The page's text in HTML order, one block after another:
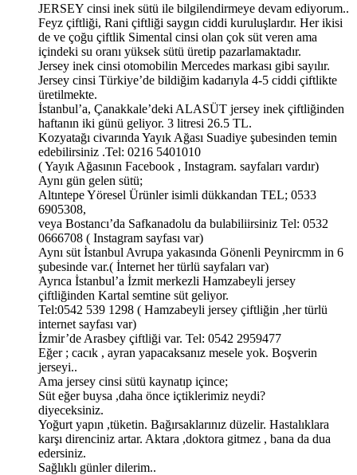
JERSEY cinsi inek sütü ile bilgilendirmeye devam ediyorum..
Feyz çiftliği, Rani çiftliği saygın ciddi kuruluşlardır. Her ikisi
de ve çoğu çiftlik Simental cinsi olan çok süt veren ama
içindeki su oranı yüksek sütü üretip pazarlamaktadır.
Jersey inek cinsi otomobilin Mercedes markası gibi sayılır.
Jersey cinsi Türkiye’de bildiğim kadarıyla 4-5 ciddi çiftlikte
üretilmekte.
İstanbul’a, Çanakkale’deki ALASÜT jersey inek çiftliğinden
haftanın iki günü geliyor. 3 litresi 26.5 TL.
Kozyatağı civarında Yayık Ağası Suadiye şubesinden temin
edebilirsiniz .Tel: 0216 5401010
( Yayık Ağasının Facebook , Instagram. sayfaları vardır)
Aynı gün gelen sütü;
Altıntepe Yöresel Ürünler isimli dükkandan TEL; 0533
6905308,
veya Bostancı’da Safkanadolu da bulabiliirsiniz Tel: 0532
0666708 ( Instagram sayfası var)
Aynı süt İstanbul Avrupa yakasında Gönenli Peynircmm in 6
şubesinde var.( İnternet her türlü sayfaları var)
Ayrıca İstanbul’a İzmit merkezli Hamzabeyli jersey
çiftliğinden Kartal semtine süt geliyor.
Tel:0542 539 1298 ( Hamzabeyli jersey çiftliğin ,her türlü
internet sayfası var)
İzmir’de Arasbey çiftliği var. Tel: 0542 2959477
Eğer ; cacık , ayran yapacaksanız mesele yok. Boşverin
jerseyi..
Ama jersey cinsi sütü kaynatıp içince;
Süt eğer buysa ,daha önce içtiklerimiz neydi?
diyeceksiniz.
Yoğurt yapın ,tüketin. Bağırsaklarınız düzelir. Hastalıklara
karşı direnciniz artar. Aktara ,doktora gitmez , bana da dua
edersiniz.
Sağlıklı günler dilerim..